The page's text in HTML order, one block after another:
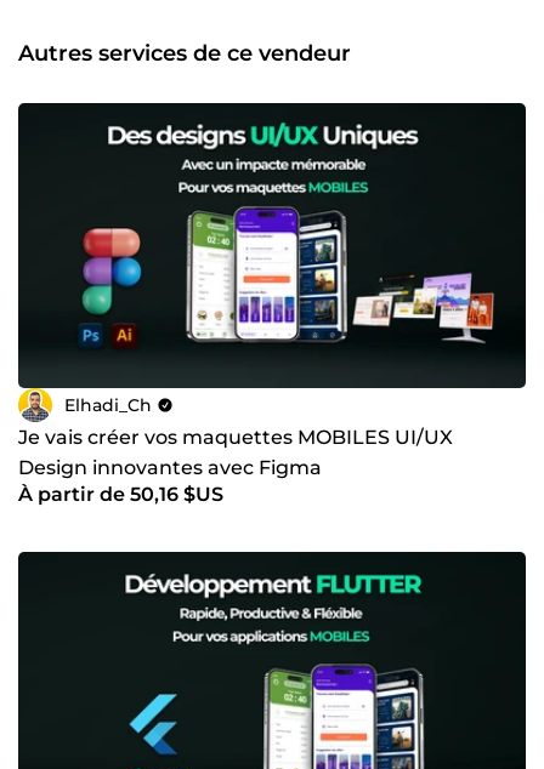
utilisateur et de la recherche constante des meilleures
pratiques de conception. Je m'efforce constamment
Que ce soit pour une application mobile, un site web ou
un logiciel, mon objectif ultime est de fournir des
solutions esthétiques et fonctionnelles qui répondent aux
besoins de mes clients et des utilisateurs finaux.
Rejoignez-moi dans cette aventure visuelle, où chaque
pixel compte et chaque interaction raconte une histoire.
Ensemble, explorons les possibilités infinies du design
pour créer des expériences mémorables et intuitives
Autres services de ce vendeur
Elhadi_Ch
Je vais créer vos maquettes MOBILES UI/UX
Design innovantes avec Figma
À partir de 50,16 $US